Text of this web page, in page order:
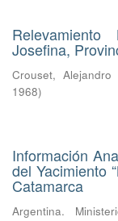
Josefina,
Crouset, Alejandro
1968)
Información
del Yacimiento
Catamarca
Argentina.